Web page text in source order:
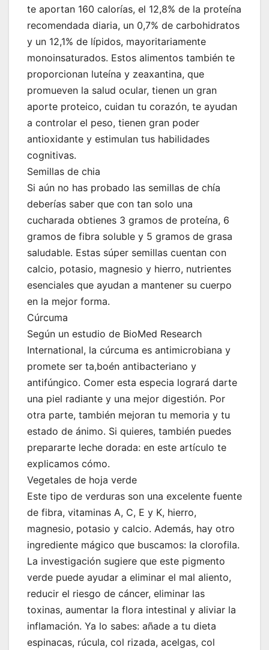
te aportan 160 calorías, el 12,8% de la proteína
recomendada diaria, un 0,7% de carbohidratos
y un 12,1% de lípidos, mayoritariamente
monoinsaturados. Estos alimentos también te
proporcionan luteína y zeaxantina, que
promueven la salud ocular, tienen un gran
aporte proteico, cuidan tu corazón, te ayudan
a controlar el peso, tienen gran poder
antioxidante y estimulan tus habilidades
cognitivas.
Semillas de chia
Si aún no has probado las semillas de chía
deberías saber que con tan solo una
cucharada obtienes 3 gramos de proteína, 6
gramos de fibra soluble y 5 gramos de grasa
saludable. Estas súper semillas cuentan con
calcio, potasio, magnesio y hierro, nutrientes
esenciales que ayudan a mantener su cuerpo
en la mejor forma.
Cúrcuma
Según un estudio de BioMed Research
International, la cúrcuma es antimicrobiana y
promete ser ta,boén antibacteriano y
antifúngico. Comer esta especia logrará darte
una piel radiante y una mejor digestión. Por
otra parte, también mejoran tu memoria y tu
estado de ánimo. Si quieres, también puedes
prepararte leche dorada: en este artículo te
explicamos cómo.
Vegetales de hoja verde
Este tipo de verduras son una excelente fuente
de fibra, vitaminas A, C, E y K, hierro,
magnesio, potasio y calcio. Además, hay otro
ingrediente mágico que buscamos: la clorofila.
La investigación sugiere que este pigmento
verde puede ayudar a eliminar el mal aliento,
reducir el riesgo de cáncer, eliminar las
toxinas, aumentar la flora intestinal y aliviar la
inflamación. Ya lo sabes: añade a tu dieta
espinacas, rúcula, col rizada, acelgas, col